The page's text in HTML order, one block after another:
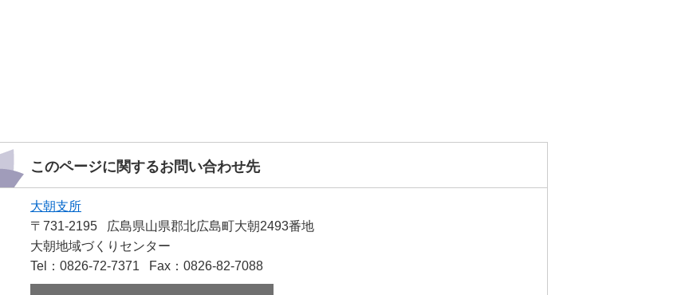
このページに関するお問い合わせ先
大朝支所
〒731-2195
広島県山県郡北広島町大朝2493番地
大朝地域づくりセンター
Tel：0826-72-7371
Fax：0826-82-7088